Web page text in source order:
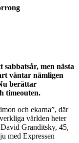
sabbats­år, men nästa
väntar nämligen
berättar
timeouten.
och ekarna”, där
världen heter
Granditsky, 45,
med Expressen